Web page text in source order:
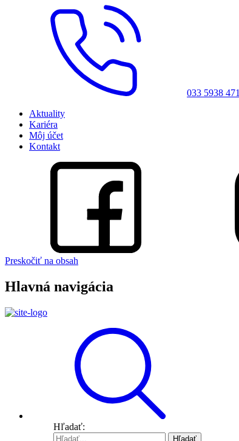
033 5938 471
Aktuality
Kariéra
Môj účet
Kontakt
Preskočiť na obsah
Hlavná navigácia
Hľadať:
Hľadať